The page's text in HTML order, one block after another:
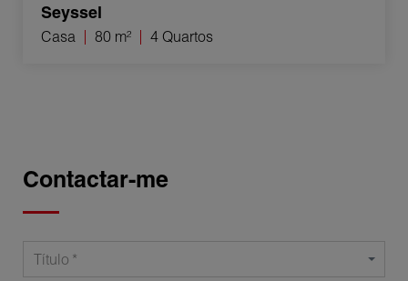
Seyssel
Casa 80 m² 4 Quartos
Contactar-me
Título